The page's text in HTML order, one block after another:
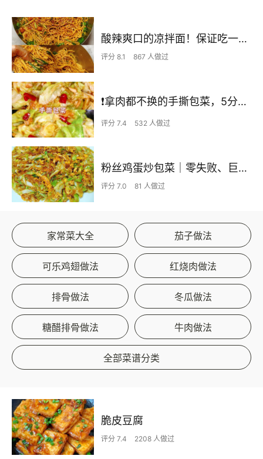
酸辣爽口的凉拌面！保证吃一次就上瘾
评分 8.1 867 人做过
❗拿肉都不换的手撕包菜，5分钟快手家常菜🔥
评分 7.4 532 人做过
粉丝鸡蛋炒包菜｜零失败、巨下饭
评分 7.0 81 人做过
家常菜大全 茄子做法
可乐鸡翅做法 红烧肉做法
排骨做法 冬瓜做法
糖醋排骨做法 牛肉做法
全部菜谱分类
脆皮豆腐
评分 7.4 2208 人做过